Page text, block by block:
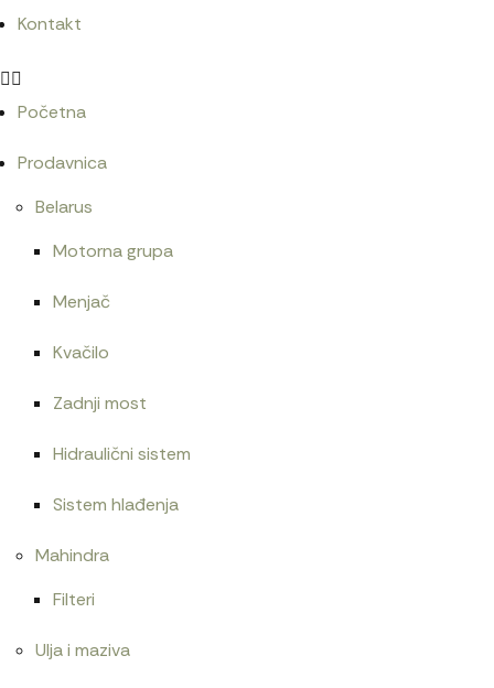
Kontakt
Početna
Prodavnica
Belarus
Motorna grupa
Menjač
Kvačilo
Zadnji most
Hidraulični sistem
Sistem hlađenja
Mahindra
Filteri
Ulja i maziva